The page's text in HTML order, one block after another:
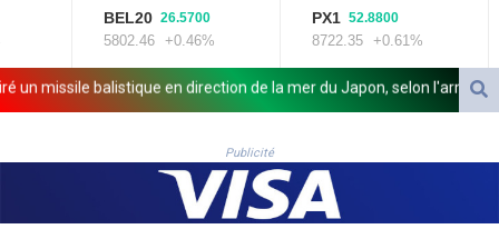
AMD 422.066935
AOA 1059.642688
ARS 1727.110367
AUD 1.638971
AZN 1.960251
BAM 1.955655
BBD 2.324318
BDT 142.849428
BEL20 26.5700
5802.46 +0.46%
PX1 52.8800
8722.35 +0.61%
missile balistique en direction de la mer du Japon, selon l'armée sud-
Publicité